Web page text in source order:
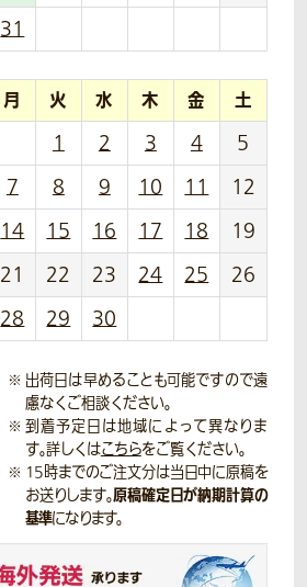
31
月 火 水 木 金 土
1 2 3 4
5
7 8 9 10 11
12
14 15 16 17 18
19
21 22 23 24 25
26
28 29 30
出荷日は早めることも可能ですので遠
慮なくご相談ください。
到着予定日は地域によって異なりま
す。詳しくはこちらをご覧ください。
15時までのご注文分は当日中に原稿を
お送りします。原稿確定日が納期計算の
基準になります。